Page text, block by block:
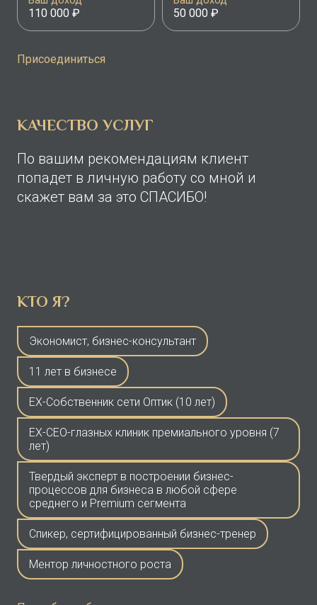
110 000 ₽ 50 000 ₽
Присоединиться
КАЧЕСТВО УСЛУГ
По вашим рекомендациям клиент
попадет в личную работу со мной и
скажет вам за это СПАСИБО!
КТО Я?
Экономист, бизнес-консультант
11 лет в бизнесе
EX-Собственник сети Оптик (10 лет)
EX-СЕО-глазных клиник премиального уровня (7
лет)
Твердый эксперт в построении бизнес-
процессов для бизнеса в любой сфере
среднего и Premium сегмента
Спикер, сертифицированный бизнес-тренер
Ментор личностного роста